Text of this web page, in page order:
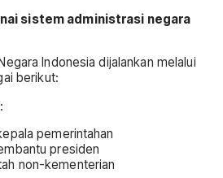
sistem administrasi negara
Indonesia dijalankan melalui
berikut:
pemerintahan
presiden
non-kementerian